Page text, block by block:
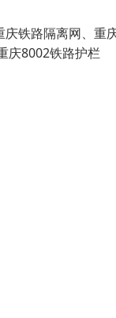
铁路隔离网、重
庆8002铁路护栏